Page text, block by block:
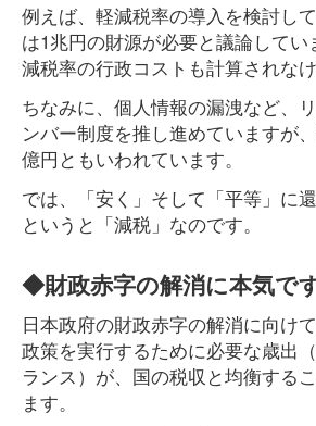
例えば、軽減税率の導入を検討し
は1兆円の財源が必要と議論して
減税率の行政コストも計算されな
ちなみに、個人情報の漏洩など、
ンバー制度を推し進めていますが
億円ともいわれています。
では、「安く」そして「平等」に
というと「減税」なのです。
◆財政赤字の解消に本気で
日本政府の財政赤字の解消に向け
政策を実行するために必要な歳出
ランス）が、国の税収と均衡する
ます。